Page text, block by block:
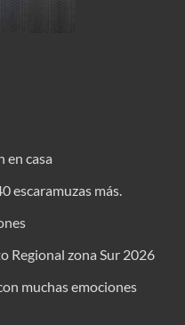
en casa
escaramuzas más.
Regional zona Sur 2026
muchas emociones